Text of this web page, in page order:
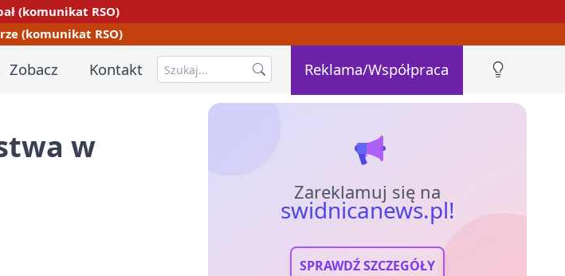
(komunikat RSO)
(komunikat RSO)
Zobacz Kontakt Reklama/Współpraca
w
Zareklamuj się na
swidnicanews.pl!
SPRAWDŹ SZCZEGÓŁY